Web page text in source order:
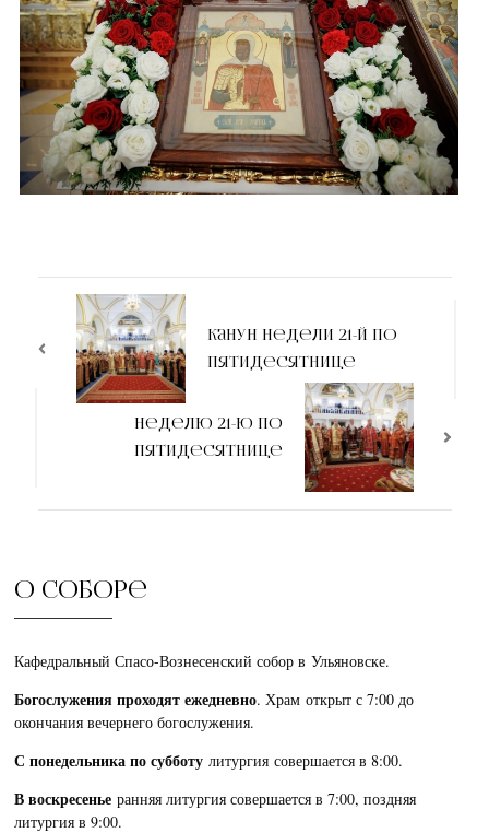
Канун недели 21-й по
Пятидесятнице
Неделю 21-ю по
Пятидесятнице
О соборе
Кафедральный Спасо-Вознесенский собор в Ульяновске.
Богослужения проходят ежедневно. Храм открыт с 7:00 до
окончания вечернего богослужения.
С понедельника по субботулитургия совершается в 8:00.
В воскресеньеранняя литургия совершается в 7:00, поздняя
литургия в 9:00.